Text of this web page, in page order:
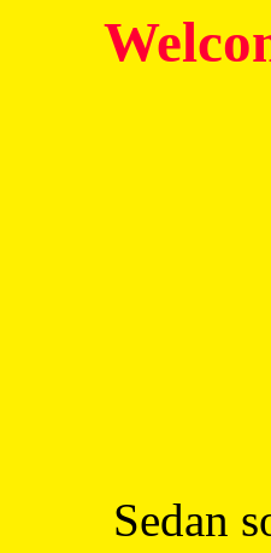
Sedan